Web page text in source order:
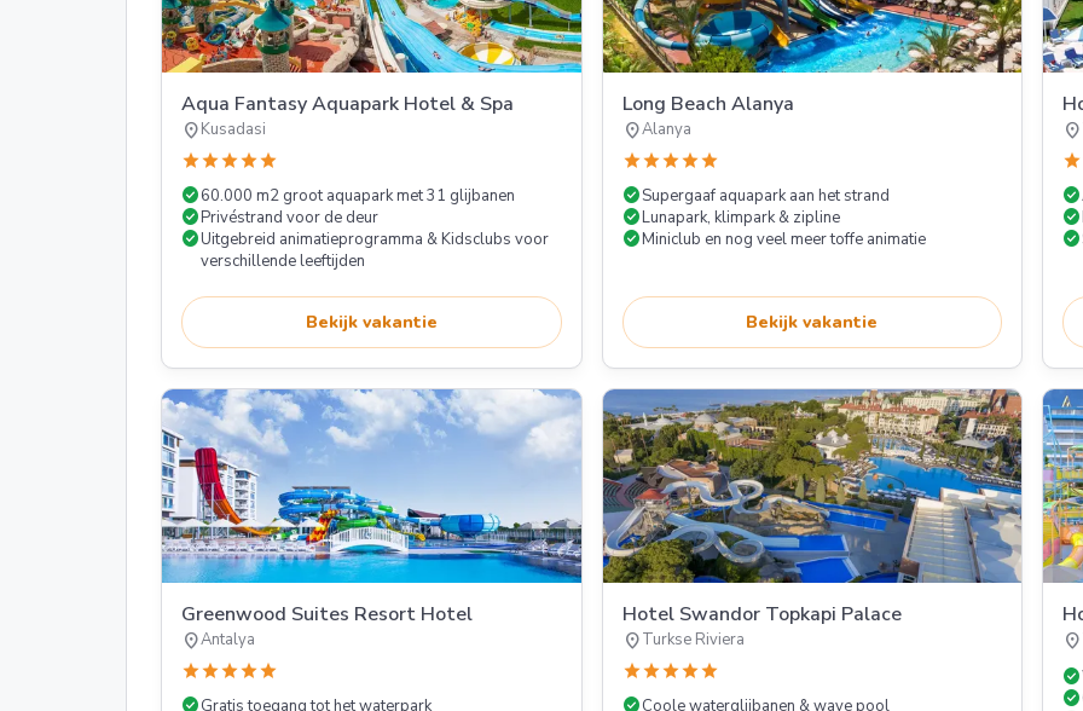
Aqua Fantasy Aquapark Hotel & Spa
location_onKusadasi
starstarstarstarstar
check_circle60.000 m2 groot aquapark met 31 glijbanen
check_circlePrivéstrand voor de deur
check_circleUitgebreid animatieprogramma & Kidsclubs voor
verschillende leeftijden
Bekijk vakantie
Long Beach Alanya
location_onAlanya
starstarstarstarstar
check_circleSupergaaf aquapark aan het strand
check_circleLunapark, klimpark & zipline
check_circleMiniclub en nog veel meer toffe animatie
Bekijk vakantie
location_on
star
check_circle
check_circle
check_circle
Greenwood Suites Resort Hotel
location_onAntalya
starstarstarstarstar
check_circleGratis toegang tot het waterpark
Hotel Swandor Topkapi Palace
location_onTurkse Riviera
starstarstarstarstar
check_circleCoole waterglijbanen & wave pool
location_on
check_circle
check_circle